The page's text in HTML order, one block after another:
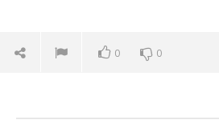
0 0